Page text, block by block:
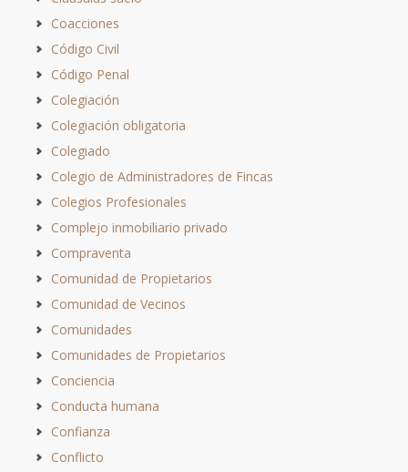
Coacciones
Código Civil
Código Penal
Colegiación
Colegiación obligatoria
Colegiado
Colegio de Administradores de Fincas
Colegios Profesionales
Complejo inmobiliario privado
Compraventa
Comunidad de Propietarios
Comunidad de Vecinos
Comunidades
Comunidades de Propietarios
Conciencia
Conducta humana
Confianza
Conflicto